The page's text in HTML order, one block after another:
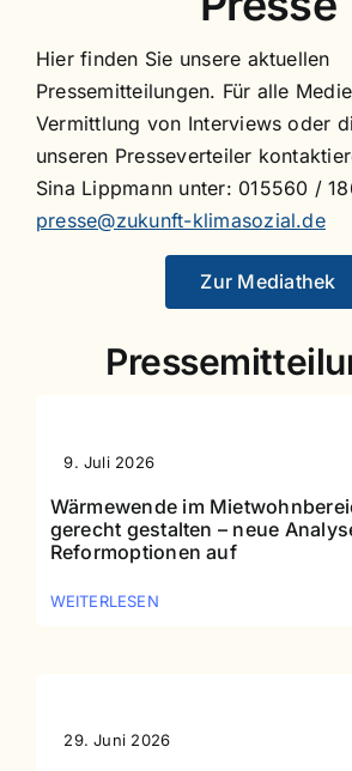
Hier finden Sie unsere aktuellen
Pressemitteilungen. Für alle
Vermittlung von Interviews oder
unseren Presseverteiler
Sina Lippmann unter: 015560 /
presse@zukunft-klimasozial.de
Zur Mediathek
9. Juli 2026
Wärmewende im
gerecht gestalten – neue
Reformoptionen auf
WEITERLESEN
29. Juni 2026